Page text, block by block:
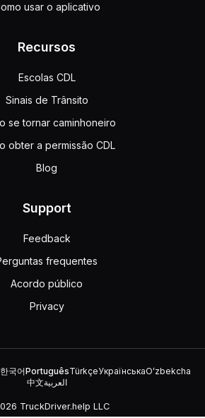
usar o aplicativo
Recursos
Escolas CDL
Sinais de Trânsito
se tornar caminhoneiro
obter a permissão CDL
Blog
Support
Feedback
frequentes
Acordo público
Privacy
한국어PortuguêsTürkçeУкраїнськаOʻzbekcha
中文العربية
TruckDriver.help LLC